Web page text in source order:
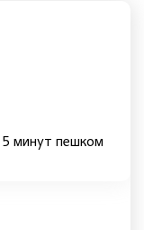
5 минут пешком